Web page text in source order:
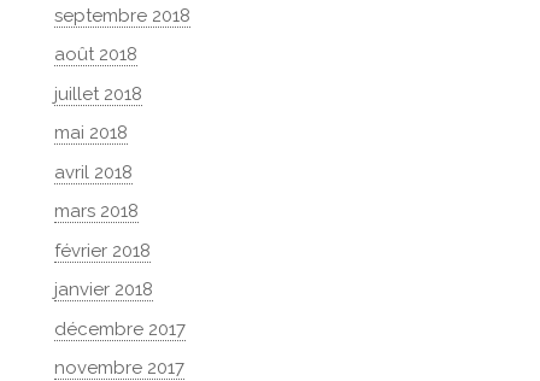
septembre 2018
août 2018
juillet 2018
mai 2018
avril 2018
mars 2018
février 2018
janvier 2018
décembre 2017
novembre 2017